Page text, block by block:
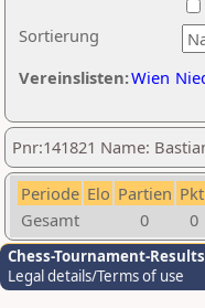
Sortierung
Vereinslisten:Wien
Pnr:141821 Name:
Periode Elo Partien
Gesamt
0 0
Chess-Tournament-
Legal details/Terms of use